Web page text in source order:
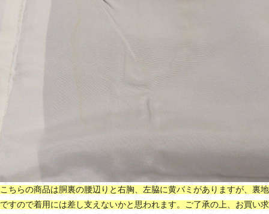
こちらの商品は胴裏の腰辺りと右胸、左脇に黄バミがありますが、裏地
ですので着用には差し支えないかと思われます。ご了承の上、お買い求